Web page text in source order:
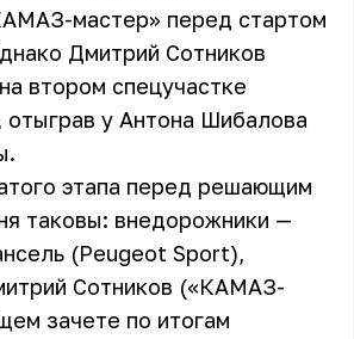
мастер» перед стартом
Дмитрий Сотников
втором спецучастке
отыграв у Антона Шибалова
этапа перед решающим
таковы: внедорожники —
(Peugeot Sport),
Сотников («КАМАЗ-
зачете по итогам